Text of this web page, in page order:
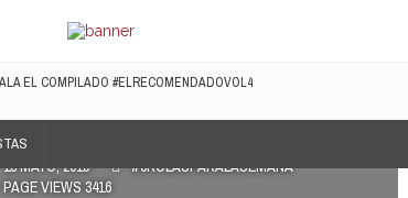
EL COMPILADO #ELRECOMENDADOVOL4
13 MAYO, 2019
#5ROLASPARALASEMANA
PAGE VIEWS 3416